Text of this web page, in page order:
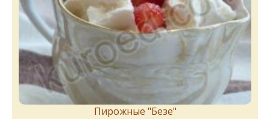
Пирожныe "Бeзe"